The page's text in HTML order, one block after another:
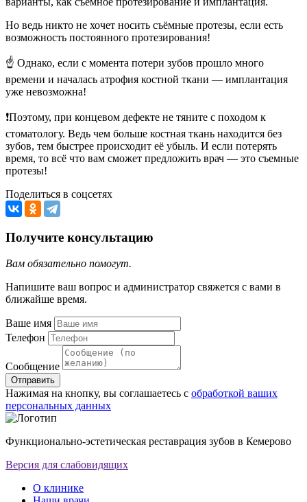
Но ведь никто не хочет носить съёмные протезы, если есть
возможность постоянного протезирования!
☝ Однако, если с момента потери зубов прошло много
времени и началась атрофия костной ткани — имплантация
уже невозможна!
❗Поэтому, при концевом дефекте не тяните с походом к
стоматологу. Ведь чем больше костная ткань находится без
зубов, тем быстрее происходит её убыль. И если потерять
время, то всё что вам сможет предложить врач — это съемные
протезы!
Поделиться в соцсетях
Получите консультацию
Вам обязательно помогут.
Напишите ваш вопрос и администратор свяжется с вами в
ближайше время.
Ваше имя
Телефон
Сообщение
Отправить
Нажимая на кнопку, вы соглашаетесь с обработкой ваших
персональных данных
Функционально-эстетическая реставрация зубов в Кемерово
Версия для слабовидящих
О клинике